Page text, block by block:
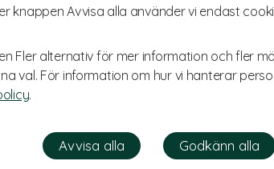
knappen Avvisa alla använder vi endast
Fler alternativ för mer information och fler
val. För information om hur vi hanterar
.